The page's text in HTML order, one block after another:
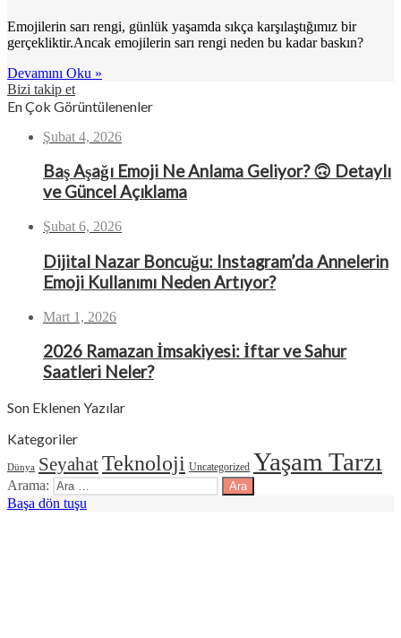
Emojilerin sarı rengi, günlük yaşamda sıkça karşılaştığımız bir
gerçekliktir.Ancak emojilerin sarı rengi neden bu kadar baskın?
Devamını Oku »
Bizi takip et
En Çok Görüntülenenler
Şubat 4, 2026
Baş Aşağı Emoji Ne Anlama Geliyor? 🙃 Detaylı
ve Güncel Açıklama
Şubat 6, 2026
Dijital Nazar Boncuğu: Instagram’da Annelerin
Emoji Kullanımı Neden Artıyor?
Mart 1, 2026
2026 Ramazan İmsakiyesi: İftar ve Sahur
Saatleri Neler?
Son Eklenen Yazılar
Kategoriler
Dünya SeyahatTeknoloji Uncategorized Yaşam Tarzı
Arama:
Başa dön tuşu